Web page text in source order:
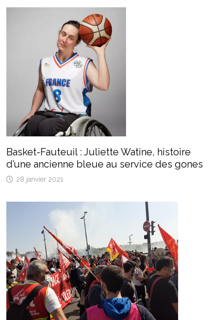
Basket-Fauteuil : Juliette Watine, histoire
d’une ancienne bleue au service des gones
28 janvier 2021